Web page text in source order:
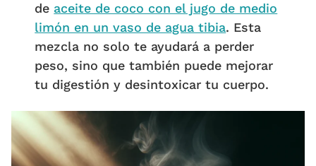
de aceite de coco con el jugo de medio
limón en un vaso de agua tibia. Esta
mezcla no solo te ayudará a perder
peso, sino que también puede mejorar
tu digestión y desintoxicar tu cuerpo.